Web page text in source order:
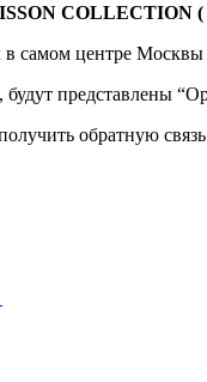
COLLECTION (
центре Москвы
представлены
обратную